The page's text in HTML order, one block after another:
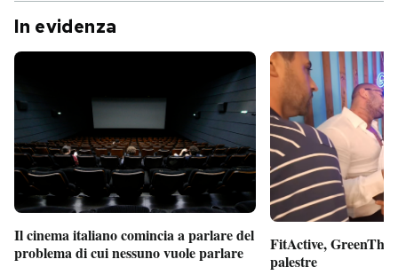
In evidenza
Il cinema italiano comincia a parlare del
problema di cui nessuno vuole parlare
FitActive,
palestre